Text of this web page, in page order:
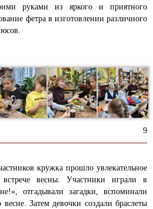
руками из яркого и приятного
фетра в изготовлении различного
9
кружка прошло увлекательное
встрече весны. Участники играли в
отгадывали загадки, вспоминали
Затем девочки создали браслеты